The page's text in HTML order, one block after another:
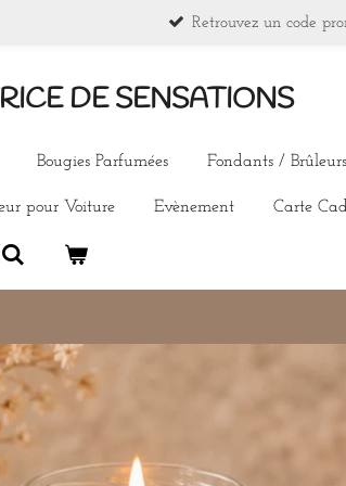
Retrouvez un code
DE SENSATIONS
Bougies Parfumées Fondants / Brûleurs
pour Voiture Evènement Carte